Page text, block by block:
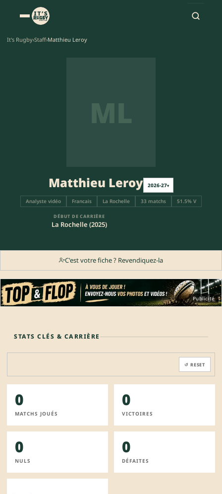
It's Rugby›Staff›Matthieu Leroy
ML
Matthieu Leroy 2026-27▾
Analyste vidéo Francais La Rochelle 33 matchs 51.5% V
DÉBUT DE CARRIÈRE
La Rochelle (2025)
C'est votre fiche ? Revendiquez-la
Publicité
STATS CLÉS & CARRIÈRE
↺ RESET
0
MATCHS JOUÉS
0
VICTOIRES
0
NULS
0
DÉFAITES